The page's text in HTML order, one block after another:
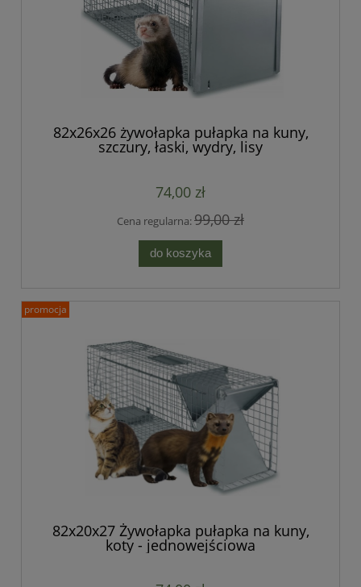
82x26x26 żywołapka pułapka na kuny,
szczury, łaski, wydry, lisy
jednowejściowa
74,00 zł
Cena regularna:99,00 zł
do koszyka
82x20x27 Żywołapka pułapka na kuny,
koty - jednowejściowa
promocja